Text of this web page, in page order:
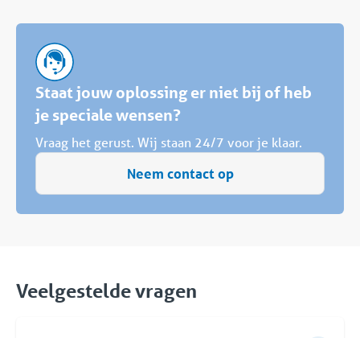
Staat jouw oplossing er niet bij of heb
je speciale wensen?
Vraag het gerust. Wij staan 24/7 voor je klaar.
Neem contact op
Veelgestelde vragen